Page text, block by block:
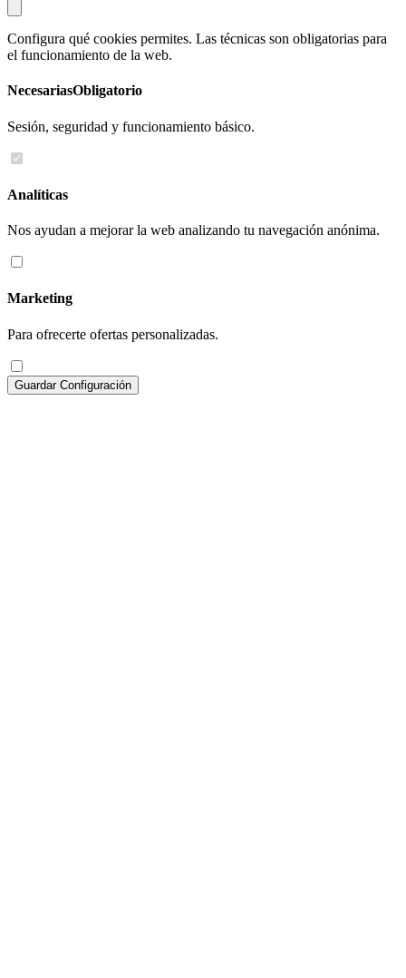
Configura qué cookies permites. Las técnicas son obligatorias para
el funcionamiento de la web.
NecesariasObligatorio
Sesión, seguridad y funcionamiento básico.
Analíticas
Nos ayudan a mejorar la web analizando tu navegación anónima.
Marketing
Para ofrecerte ofertas personalizadas.
Guardar Configuración